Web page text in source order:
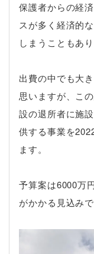
保護者からの経
スが多く経済的
しまうこともあり
出費の中でも大
思いますが、こ
設の退所者に施
供する事業を
ます。
予算案は6000万
がかかる見込みで